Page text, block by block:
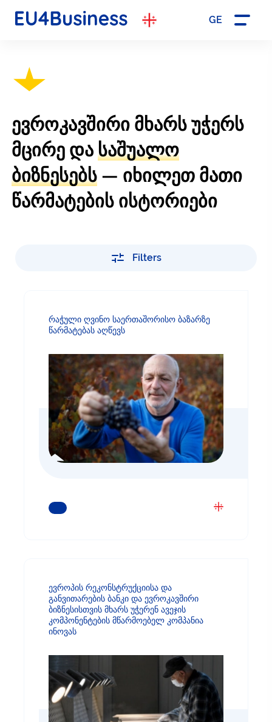
ევროკავშირი მხარს უჭერს
მცირე და საშუალო
ბიზნესებს — იხილეთ მათი
წარმატების ისტორიები
Filters
რაჭული ღვინო საერთაშორისო ბაზარზე
წარმატებას აღწევს
ᲒᲐᲘᲒᲔᲗ ᲛᲔᲢᲘ
ევროპის რეკონსტრუქციისა და
განვითარების ბანკი და ევროკავშირი
ბიზნესისთვის მხარს უჭერენ ავეჯის
კომპონენტების მწარმოებელ კომპანია
ინოვას
GE